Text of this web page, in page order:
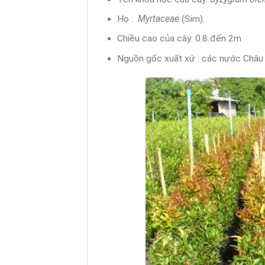
Họ :Myrtaceae (Sim).
Chiều cao của cây: 0.8 đến 2m
Nguồn gốc xuất xứ : các nước Châu